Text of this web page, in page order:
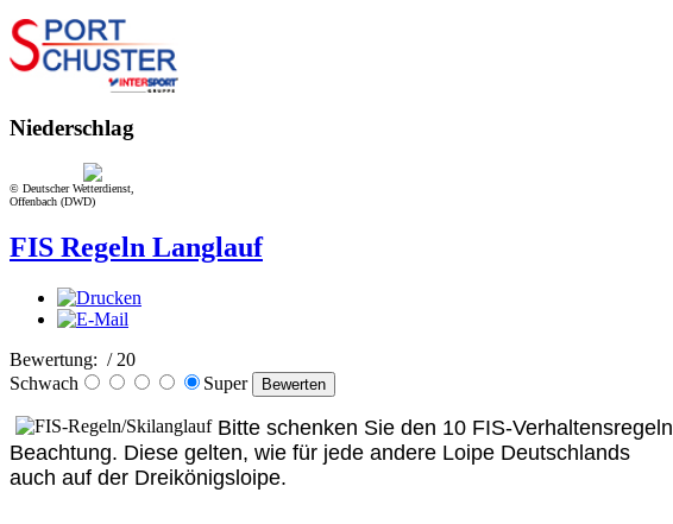
Niederschlag
© Deutscher Wetterdienst,
Offenbach (DWD)
FIS Regeln Langlauf
Bewertung: / 20
Schwach
Super
Bitte schenken Sie den 10 FIS-Verhaltensregeln
Beachtung. Diese gelten, wie für jede andere Loipe Deutschlands
auch auf der Dreikönigsloipe.